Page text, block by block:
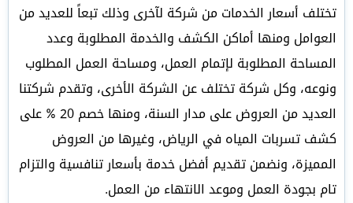
تختلف أسعار الخدمات من شركة لآخرى وذلك تبعاً للعديد من
العوامل ومنها أماكن الكشف والخدمة المطلوبة وعدد
المساحة المطلوبة لإتمام العمل، ومساحة العمل المطلوب
ونوعه، وكل شركة تختلف عن الشركة الأخرى، وتقدم شركتنا
العديد من العروض على مدار السنة، ومنها خصم 20 % على
كشف تسربات المياه في الرياض، وغيرها من العروض
المميزة، ونضمن تقديم أفضل خدمة بأسعار تنافسية والتزام
تام بجودة العمل وموعد الانتهاء من العمل.